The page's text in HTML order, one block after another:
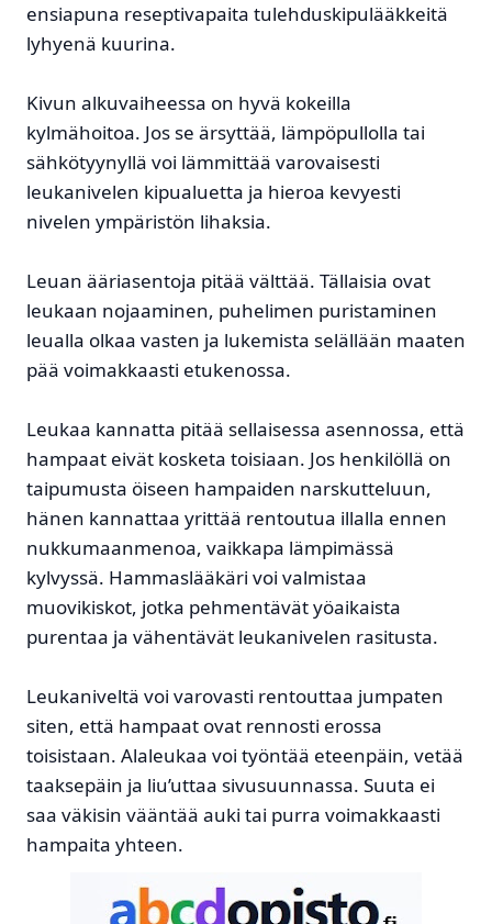
ensiapuna reseptivapaita tulehduskipulääkkeitä
lyhyenä kuurina.
Kivun alkuvaiheessa on hyvä kokeilla
kylmähoitoa. Jos se ärsyttää, lämpöpullolla tai
sähkötyynyllä voi lämmittää varovaisesti
leukanivelen kipualuetta ja hieroa kevyesti
nivelen ympäristön lihaksia.
Leuan ääriasentoja pitää välttää. Tällaisia ovat
leukaan nojaaminen, puhelimen puristaminen
leualla olkaa vasten ja lukemista selällään maaten
pää voimakkaasti etukenossa.
Leukaa kannatta pitää sellaisessa asennossa, että
hampaat eivät kosketa toisiaan. Jos henkilöllä on
taipumusta öiseen hampaiden narskutteluun,
hänen kannattaa yrittää rentoutua illalla ennen
nukkumaanmenoa, vaikkapa lämpimässä
kylvyssä. Hammaslääkäri voi valmistaa
muovikiskot, jotka pehmentävät yöaikaista
purentaa ja vähentävät leukanivelen rasitusta.
Leukaniveltä voi varovasti rentouttaa jumpaten
siten, että hampaat ovat rennosti erossa
toisistaan. Alaleukaa voi työntää eteenpäin, vetää
taaksepäin ja liu’uttaa sivusuunnassa. Suuta ei
saa väkisin vääntää auki tai purra voimakkaasti
hampaita yhteen.